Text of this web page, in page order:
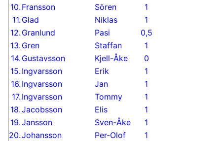
10. Fransson Sören
1
11. Glad Niklas
1
12. Granlund Pasi
0,5
13. Gren Staffan
1
14. Gustavsson Kjell-Åke
0
15. Ingvarsson Erik
1
16. Ingvarsson Jan
1
17. Ingvarsson Tommy
1
18.Jacobsson Elis
1
19.Jansson Sven-Åke
1
20.Johansson Per-Olof
1